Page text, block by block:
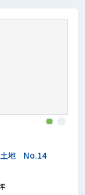
1
地 No.14